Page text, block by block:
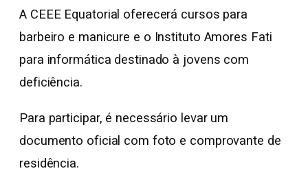
A CEEE Equatorial oferecerá cursos para
barbeiro e manicure e o Instituto Amores Fati
para informática destinado à jovens com
deficiência.
Para participar, é necessário levar um
documento oficial com foto e comprovante de
residência.